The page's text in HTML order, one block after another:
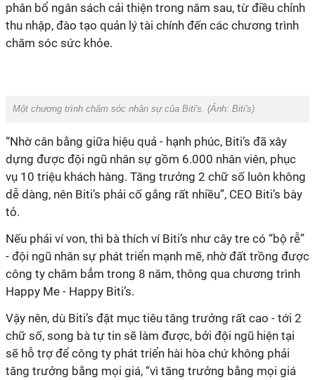
phân bổ ngân sách cải thiện trong năm sau, từ điều chỉnh
thu nhập, đào tạo quản lý tài chính đến các chương trình
chăm sóc sức khỏe.
Một chương trình chăm sóc nhân sự của Biti's. (Ảnh: Biti's)
“Nhờ cân bằng giữa hiệu quả - hạnh phúc, Biti’s đã xây
dựng được đội ngũ nhân sự gồm 6.000 nhân viên, phục
vụ 10 triệu khách hàng. Tăng trưởng 2 chữ số luôn không
dễ dàng, nên Biti’s phải cố gắng rất nhiều”, CEO Biti’s bày
tỏ.
Nếu phải ví von, thì bà thích ví Biti’s như cây tre có “bộ rễ”
- đội ngũ nhân sự phát triển mạnh mẽ, nhờ đất trồng được
công ty chăm bẳm trong 8 năm, thông qua chương trình
Happy Me - Happy Biti’s.
Vậy nên, dù Biti’s đặt mục tiêu tăng trưởng rất cao - tới 2
chữ số, song bà tự tin sẽ làm được, bởi đội ngũ hiện tại
sẽ hỗ trợ để công ty phát triển hài hòa chứ không phải
tăng trưởng bằng mọi giá, “vì tăng trưởng bằng mọi giá